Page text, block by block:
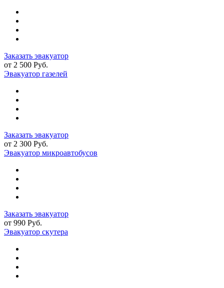
Заказать эвакуатор
от 2 500 Руб.
Эвакуатор газелей
Заказать эвакуатор
от 2 300 Руб.
Эвакуатор микроавтобусов
Заказать эвакуатор
от 990 Руб.
Эвакуатор скутера